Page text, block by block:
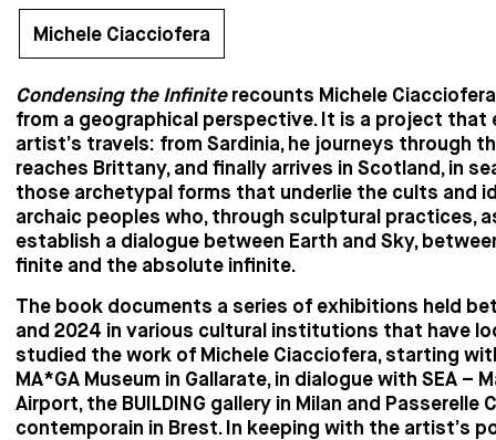
Michele Ciacciofera
Condensing the Infinite recounts Michele
from a geographical perspective. It is a project that
artist’s travels: from Sardinia, he journeys through
reaches Brittany, and finally arrives in Scotland, in
those archetypal forms that underlie the cults and
archaic peoples who, through sculptural practices,
establish a dialogue between Earth and Sky,
finite and the absolute infinite.
The book documents a series of exhibitions held
and 2024 in various cultural institutions that have
studied the work of Michele Ciacciofera, starting
MA*GA Museum in Gallarate, in dialogue with SEA –
Airport, the BUILDING gallery in Milan and Passerelle
contemporain in Brest. In keeping with the artist’s